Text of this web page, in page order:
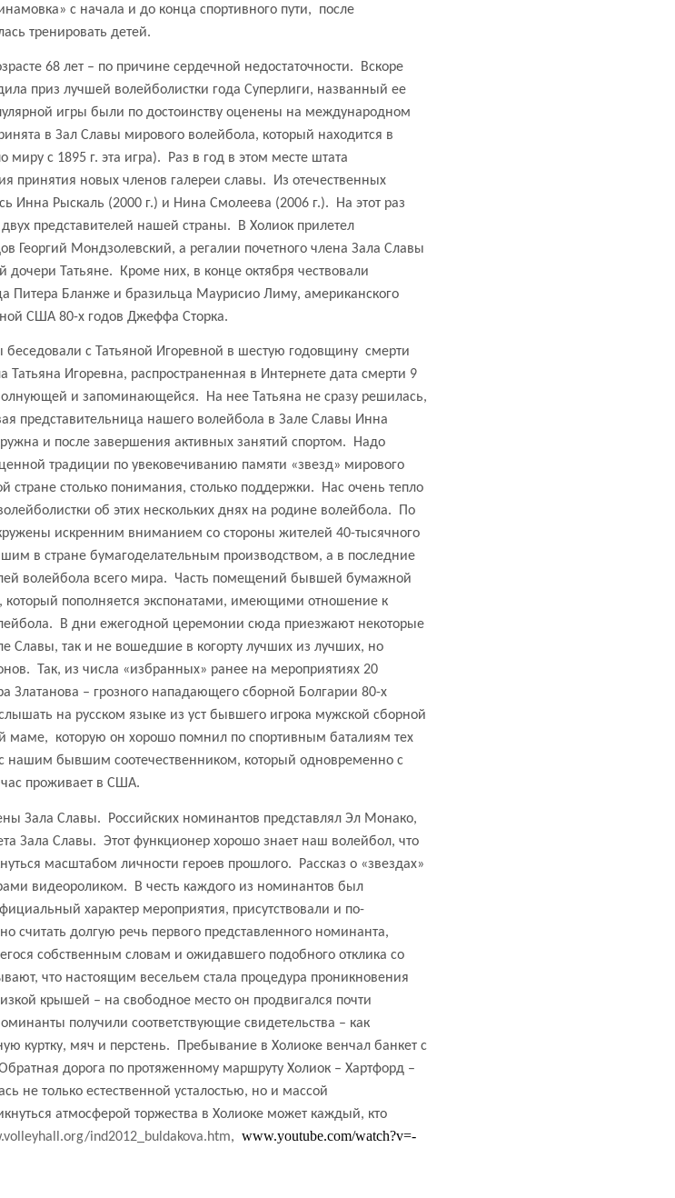
с начала и до конца спортивного пути,
после
тренировать детей.
68 лет – по причине сердечной недостаточности.
Вскоре
приз лучшей волейболистки года Суперлиги, названный ее
игры были по достоинству оценены на международном
в Зал Славы мирового волейбола, который находится в
миру с 1895 г. эта игра).
Раз в год в этом месте штата
принятия новых членов галереи славы.
Из отечественных
Инна Рыскаль (2000 г.) и Нина Смолеева (2006 г.).
На этот раз
представителей нашей страны.
В Холиок прилетел
Георгий Мондзолевский, а регалии почетного члена Зала Славы
дочери Татьяне.
Кроме них, в конце октября чествовали
Питера Бланже и бразильца Маурисио Лиму, американского
США 80-х годов Джеффа Сторка.
беседовали с Татьяной Игоревной в шестую годовщину смерти
Татьяна Игоревна, распространенная в Интернете дата смерти 9
и запоминающейся.
На нее Татьяна не сразу решилась,
представительница нашего волейбола в Зале Славы Инна
и после завершения активных занятий спортом.
Надо
традиции по увековечиванию памяти «звезд» мирового
стране столько понимания, столько поддержки.
Нас очень тепло
об этих нескольких днях на родине волейбола.
По
искренним вниманием со стороны жителей 40-тысячного
в стране бумагоделательным производством, а в последние
волейбола всего мира.
Часть помещений бывшей бумажной
пополняется экспонатами, имеющими отношение к
В дни ежегодной церемонии сюда приезжают некоторые
Славы, так и не вошедшие в когорту лучших из лучших, но
Так, из числа «избранных» ранее на мероприятиях 20
Златанова – грозного нападающего сборной Болгарии 80-х
на русском языке из уст бывшего игрока мужской сборной
маме,
которую он хорошо помнил по спортивным баталиям тех
нашим бывшим соотечественником, который одновременно с
проживает в США.
Зала Славы. Российских номинантов представлял Эл Монако,
Зала Cлавы. Этот функционер хорошо знает наш волейбол, что
масштабом личности героев прошлого.
Рассказ о «звездах»
видеороликом.
В честь каждого из номинантов был
характер мероприятия, присутствовали и по-
считать долгую речь первого представленного номинанта,
собственным словам и ожидавшего подобного отклика со
что настоящим весельем стала процедура проникновения
крышей – на свободное место он продвигался почти
получили соответствующие свидетельства – как
куртку, мяч и перстень.
Пребывание в Холиоке венчал банкет с
дорога по протяженному маршруту Холиок – Хартфорд –
не только естественной усталостью, но и массой
атмосферой торжества в Холиоке может каждый, кто
ind2012_ buldakova.htm, www.youtube.com/watch?v=-